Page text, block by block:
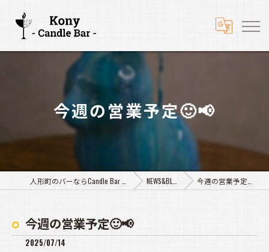
今週の営業予定🙂📢
NEWS&BLOG 今週の営業予定🙂📢
今週の営業予定🙂📢
2025/07/14